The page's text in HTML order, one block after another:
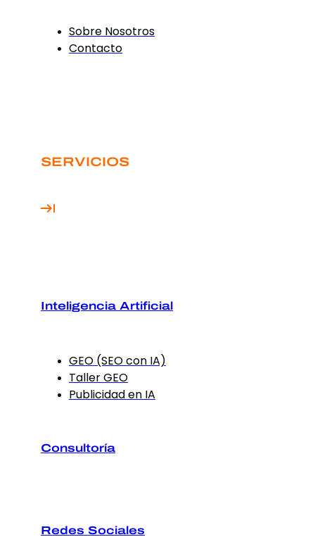
Sobre Nosotros
Contacto
SERVICIOS
Inteligencia Artificial
GEO (SEO con IA)
Taller GEO
Publicidad en IA
Consultoría
Redes Sociales